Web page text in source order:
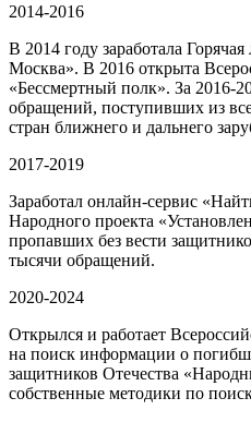
2014-2016
В 2014 году заработала
Москва». В 2016 открыта
«Бессмертный полк». За 2016-
обращений, поступивших из
стран ближнего и дальнего
2017-2019
Заработал онлайн-сервис
Народного проекта
пропавших без вести
тысячи обращений.
2020-2024
Открылся и работает
на поиск информации о
защитников Отечества
собственные методики по